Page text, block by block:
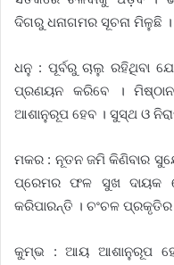
ଦିଗରୁ ଧନାଗମର ସୂଚନା ମିଳୁଛି ।
ଧନୁ : ପୂର୍ବରୁ ଚାଲୁ ରହିଥିବା
ପ୍ରଣୟନ କରିବେ ।
ଆଶାନୁରୂପ ହେବ । ସୁସ୍ଥ ଓ
ମକର : ନୂତନ ଜମି କିଣିବାର
ପ୍ରେମର ଫଳ ସୁଖ ଦାୟକ
କରିପାରନ୍ତି । ଚଂଚଳ ପ୍ରକୃତିର
କୁମ୍ଭ : ଆୟ ଆଶାନୁରୂପ